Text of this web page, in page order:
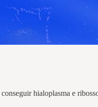
hialoplasma e